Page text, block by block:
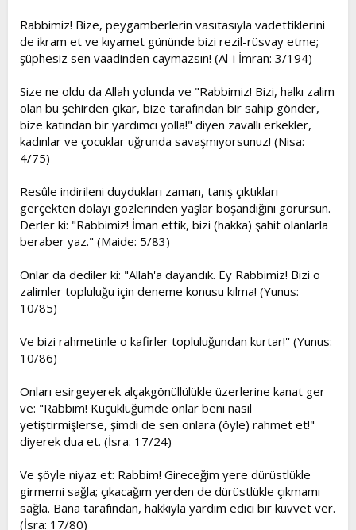
Rabbimiz! Bize, peygamberlerin vasıtasıyla vadettiklerini
de ikram et ve kıyamet gününde bizi rezil-rüsvay etme;
şüphesiz sen vaadinden caymazsın! (Al-i İmran: 3/194)
Size ne oldu da Allah yolunda ve "Rabbimiz! Bizi, halkı zalim
olan bu şehirden çıkar, bize tarafından bir sahip gönder,
bize katından bir yardımcı yolla!" diyen zavallı erkekler,
kadınlar ve çocuklar uğrunda savaşmıyorsunuz! (Nisa:
4/75)
Resûle indirileni duydukları zaman, tanış çıktıkları
gerçekten dolayı gözlerinden yaşlar boşandığını görürsün.
Derler ki: "Rabbimiz! İman ettik, bizi (hakka) şahit olanlarla
beraber yaz." (Maide: 5/83)
Onlar da dediler ki: "Allah'a dayandık. Ey Rabbimiz! Bizi o
zalimler topluluğu için deneme konusu kılma! (Yunus:
10/85)
Ve bizi rahmetinle o kafirler topluluğundan kurtar!'' (Yunus:
10/86)
Onları esirgeyerek alçakgönüllülükle üzerlerine kanat ger
ve: "Rabbim! Küçüklüğümde onlar beni nasıl
yetiştirmişlerse, şimdi de sen onlara (öyle) rahmet et!"
diyerek dua et. (İsra: 17/24)
Ve şöyle niyaz et: Rabbim! Gireceğim yere dürüstlükle
girmemi sağla; çıkacağım yerden de dürüstlükle çıkmamı
sağla. Bana tarafından, hakkıyla yardım edici bir kuvvet ver.
(İsra: 17/80)